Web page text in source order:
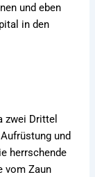
und eben
in den
zwei Drittel
und
herrschende
vom Zaun